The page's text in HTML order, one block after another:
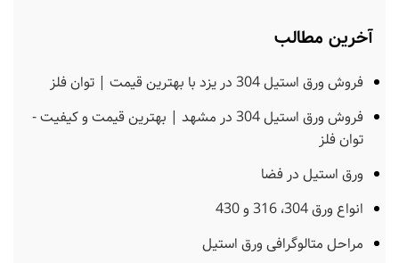
آخرین مطالب
فروش ورق استیل 304 در یزد با بهترین قیمت | توان فلز
فروش ورق استیل 304 در مشهد | بهترین قیمت و کیفیت -
توان فلز
ورق استیل در فضا
انواع ورق 304، 316 و 430
مراحل متالوگرافی ورق استیل